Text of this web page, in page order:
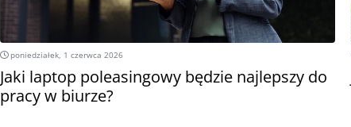
poniedziałek, 1 czerwca 2026
Jaki laptop poleasingowy będzie najlepszy do
pracy w biurze?